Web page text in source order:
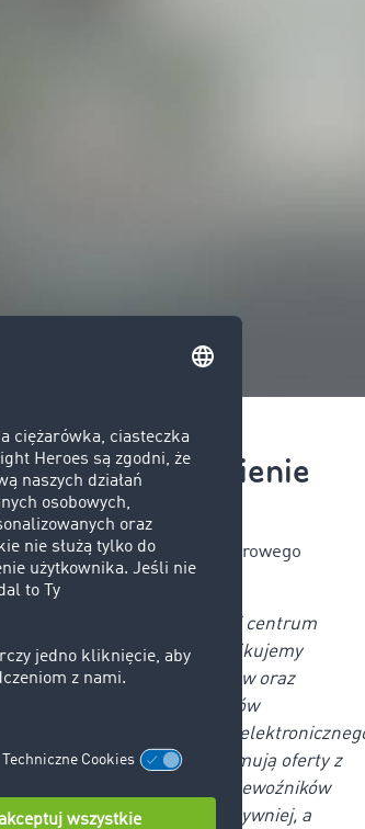
i usprawnienie
która pełni rolę cyfrowego
pracy – cyfrową giełdę i centrum
wolne pojazdy i weryfikujemy
z automatycznych filtrów oraz
współpracy i certyfikatów
pustych przebiegów oraz
klienci błyskawicznie otrzymują oferty z
oraz dane historyczne przewoźników
pracują szybciej i efektywniej, a